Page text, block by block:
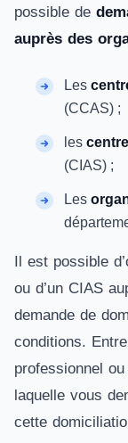
possible de
auprès des
Les
(CCAS) ;
les
(CIAS) ;
Les
Il est possible
ou d’un CIAS
demande de
conditions.
professionnel
laquelle vous
cette